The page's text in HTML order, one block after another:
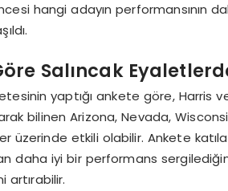
hangi adayın performansının
Salıncak
yaptığı ankete göre, Harris
bilinen Arizona, Nevada,
üzerinde etkili olabilir. Ankete
daha iyi bir performans
artırabilir.